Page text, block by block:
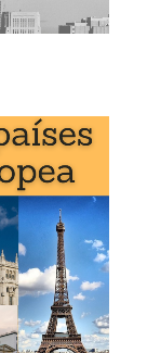
el mercado
y negocios
de
Exterior